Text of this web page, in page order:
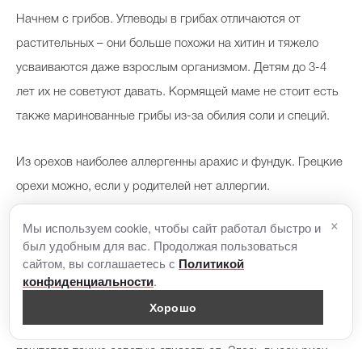
Начнем с грибов. Углеводы в грибах отличаются от
растительных – они больше похожи на хитин и тяжело
усваиваются даже взрослым организмом. Детям до 3-4
лет их не советуют давать. Кормящей маме не стоит есть
также маринованные грибы из-за обилия соли и специй.
Из орехов наиболее аллергенны арахис и фундук. Грецкие
орехи можно, если у родителей нет аллергии.
Выше уже говорили о том, что простые углеводы – не
самый лучший выбор для кормящей мамы. Их сочетание с
белком провоцирует у ребенка вздутие.
От экзотических продуктов в виде утиной печени, хамона,
Мы используем cookie, чтобы сайт работал быстро и
был удобным для вас. Продолжая пользоваться
сайтом, вы соглашаетесь с Политикой
конфиденциальности.
Хорошо
×